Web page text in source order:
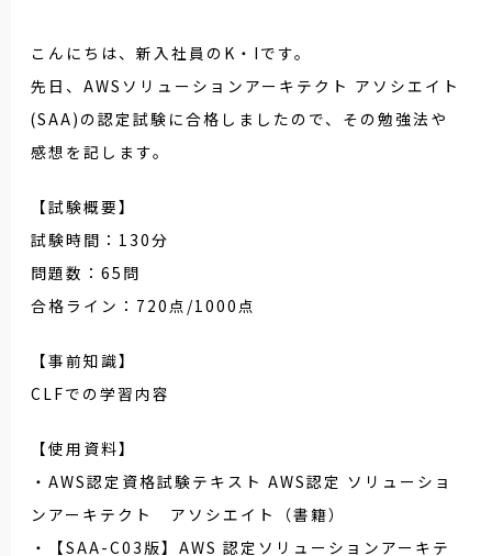
こんにちは、新入社員のK・Iです。
先日、AWSソリューションアーキテクト アソシエイト
(SAA)の認定試験に合格しましたので、その勉強法や
感想を記します。
【試験概要】
試験時間：130分
問題数：65問
合格ライン：720点/1000点
【事前知識】
CLFでの学習内容
【使用資料】
・AWS認定資格試験テキスト AWS認定 ソリューショ
ンアーキテクト アソシエイト（書籍）
・【SAA-C03版】AWS 認定ソリューションアーキテ